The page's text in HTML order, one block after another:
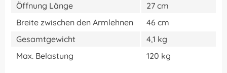
Öffnung Länge
27 cm
Breite zwischen den Armlehnen
46 cm
Gesamtgewicht
4,1 kg
Max. Belastung
120 kg